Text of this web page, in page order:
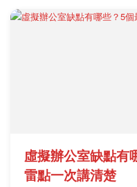
虛擬辦公室缺點有
雷點一次講清楚